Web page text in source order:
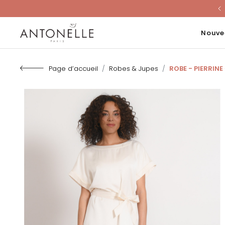
Last
Page d’accueil Robes & Jupes ROBE -